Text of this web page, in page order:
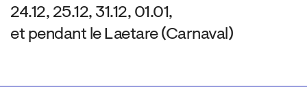
24.12, 25.12, 31.12, 01.01,
et pendant le Laetare (Carnaval)